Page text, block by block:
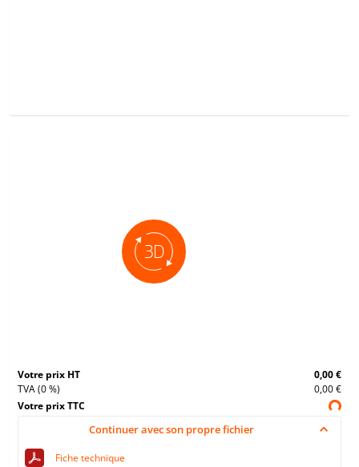
Votre prix HT
0,00 €
TVA (0 %)
0,00 €
Votre prix TTC
Continuer avec son propre fichier
Fiche technique